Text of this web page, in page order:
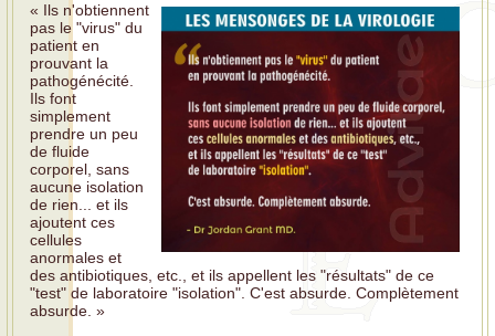
« Ils n'obtiennent
pas le "virus" du
patient en
prouvant la
pathogénécité.
Ils font
simplement
prendre un peu
de fluide
corporel, sans
aucune isolation
de rien... et ils
ajoutent ces
cellules
anormales et
des antibiotiques, etc., et ils appellent les "résultats" de ce
"test" de laboratoire "isolation". C'est absurde. Complètement
absurde. »